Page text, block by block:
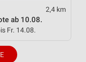
2,4 km
ab 10.08.
Fr. 14.08.